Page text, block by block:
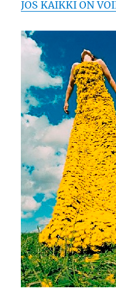
JOS KAIKKI ON